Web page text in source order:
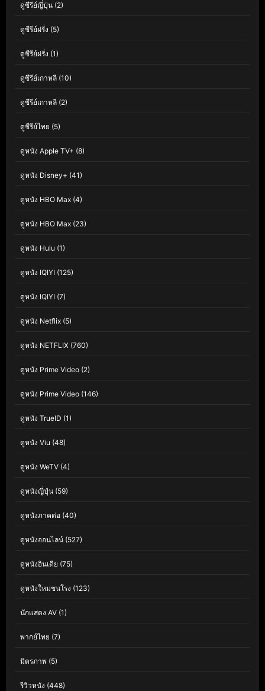
ดูซีรีย์ญี่ปุ่น (2)
ดูซีรีย์ฝรั่ง (5)
ดูซีรีย์ฝรั่ง (1)
ดูซีรีย์เกาหลี (10)
ดูซีรีย์เกาหลี (2)
ดูซีรีย์ไทย (5)
ดูหนัง Apple TV+ (8)
ดูหนัง Disney+ (41)
ดูหนัง HBO Max (4)
ดูหนัง HBO Max (23)
ดูหนัง Hulu (1)
ดูหนัง IQIYI (125)
ดูหนัง IQIYI (7)
ดูหนัง Netflix (5)
ดูหนัง NETFLIX (760)
ดูหนัง Prime Video (2)
ดูหนัง Prime Video (146)
ดูหนัง TrueID (1)
ดูหนัง Viu (48)
ดูหนัง WeTV (4)
ดูหนังญี่ปุ่น (59)
ดูหนังภาคต่อ (40)
ดูหนังออนไลน์ (527)
ดูหนังอินเดีย (75)
ดูหนังใหม่ชนโรง (123)
นักแสดง AV (1)
พากย์ไทย (7)
มิตรภาพ (5)
รีวิวหนัง (448)